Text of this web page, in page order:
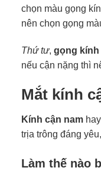
chọn màu gọng
nên chọn gọng
Thứ tư, gọng kính
nếu cận nặng thì
Mắt kính
Kính cận namhay
trịa trông đáng
Làm thế nào